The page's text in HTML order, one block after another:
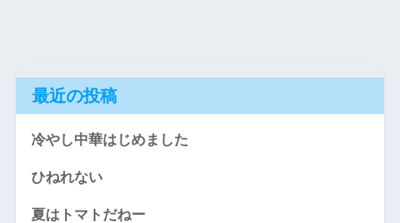
最近の投稿
冷やし中華はじめました
ひねれない
夏はトマトだねー